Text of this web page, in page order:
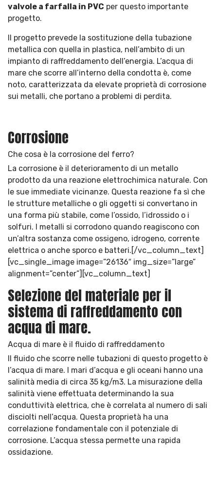
valvole a farfalla in PVC per questo importante
progetto.
Il progetto prevede la sostituzione della tubazione
metallica con quella in plastica, nell’ambito di un
impianto di raffreddamento dell’energia. L’acqua di
mare che scorre all’interno della condotta è, come
noto, caratterizzata da elevate proprietà di corrosione
sui metalli, che portano a problemi di perdita.
Corrosione
Che cosa è la corrosione del ferro?
La corrosione è il deterioramento di un metallo
prodotto da una reazione elettrochimica naturale. Con
le sue immediate vicinanze. Questa reazione fa sì che
le strutture metalliche o gli oggetti si convertano in
una forma più stabile, come l’ossido, l’idrossido o i
solfuri. I metalli si corrodono quando reagiscono con
un’altra sostanza come ossigeno, idrogeno, corrente
elettrica o anche sporco e batteri.[/vc_column_text]
[vc_single_image image=”26136″ img_size=”large”
alignment=”center”][vc_column_text]
Selezione del materiale per il
sistema di raffreddamento con
acqua di mare.
Acqua di mare è il fluido di raffreddamento
Il fluido che scorre nelle tubazioni di questo progetto è
l’acqua di mare. I mari d’acqua e gli oceani hanno una
salinità media di circa 35 kg/m3. La misurazione della
salinità viene effettuata determinando la sua
conduttività elettrica, che è correlata al numero di sali
disciolti nell’acqua. Questa proprietà ha una
correlazione fondamentale con il potenziale di
corrosione. L’acqua stessa permette una rapida
ossidazione.